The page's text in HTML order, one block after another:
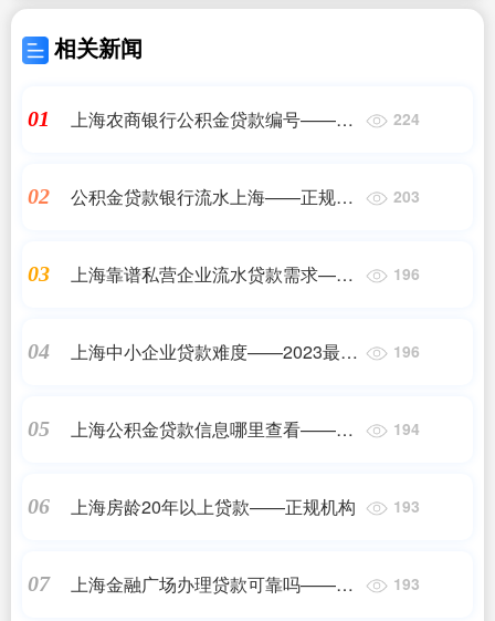
相关新闻
01
上海农商银行公积金贷款编号——正
224
02
公积金贷款银行流水上海——正规机
203
03
上海靠谱私营企业流水贷款需求——
196
04
上海中小企业贷款难度——2023最新
196
05
上海公积金贷款信息哪里查看——正
194
06 上海房龄20年以上贷款——正规机构 193
07
上海金融广场办理贷款可靠吗——正
193